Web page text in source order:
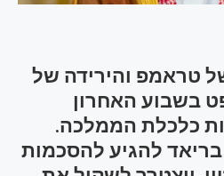
טראמפ והירידה של
הנפט בשבוע האחרון
כלכלת הממלכה.
להגיע להסכמות